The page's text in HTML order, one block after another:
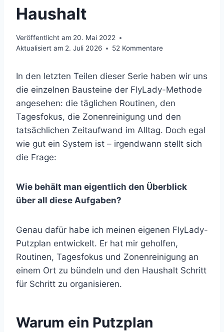
Haushalt
Veröffentlicht am 20. Mai 2022
Aktualisiert am 2. Juli 2026 52 Kommentare
In den letzten Teilen dieser Serie haben wir uns
die einzelnen Bausteine der FlyLady-Methode
angesehen: die täglichen Routinen, den
Tagesfokus, die Zonenreinigung und den
tatsächlichen Zeitaufwand im Alltag. Doch egal
wie gut ein System ist – irgendwann stellt sich
die Frage:
Wie behält man eigentlich den Überblick
über all diese Aufgaben?
Genau dafür habe ich meinen eigenen FlyLady-
Putzplan entwickelt. Er hat mir geholfen,
Routinen, Tagesfokus und Zonenreinigung an
einem Ort zu bündeln und den Haushalt Schritt
für Schritt zu organisieren.
Warum ein Putzplan